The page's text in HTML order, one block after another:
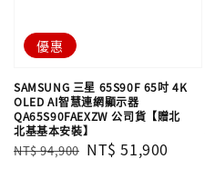
優惠
SAMSUNG 三星 65S90F 65吋 4K
OLED AI智慧連網顯示器
QA65S90FAEXZW 公司貨【贈北
北基基本安裝】
Regular
NT$ 94,900 Sale
NT$ 51,900